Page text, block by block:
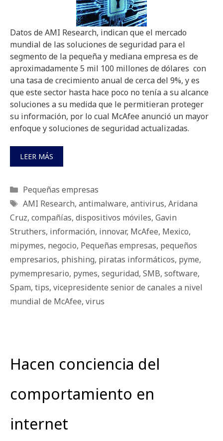
Datos de AMI Research, indican que el mercado
mundial de las soluciones de seguridad para el
segmento de la pequeña y mediana empresa es de
aproximadamente 5 mil 100 millones de dólares con
una tasa de crecimiento anual de cerca del 9%, y es
que este sector hasta hace poco no tenía a su alcance
soluciones a su medida que le permitieran proteger
su información, por lo cual McAfee anunció un mayor
enfoque y soluciones de seguridad actualizadas.
LEER MÁS
Categorías
Pequeñas empresas
Etiquetas
AMI Research, antimalware, antivirus, Aridana
Cruz, compañías, dispositivos móviles, Gavin
Struthers, información, innovar, McAfee, Mexico,
mipymes, negocio, Pequeñas empresas, pequeños
empresarios, phishing, piratas informáticos, pyme,
pymempresario, pymes, seguridad, SMB, software,
Spam, tips, vicepresidente senior de canales a nivel
mundial de McAfee, virus
Hacen conciencia del
comportamiento en
internet